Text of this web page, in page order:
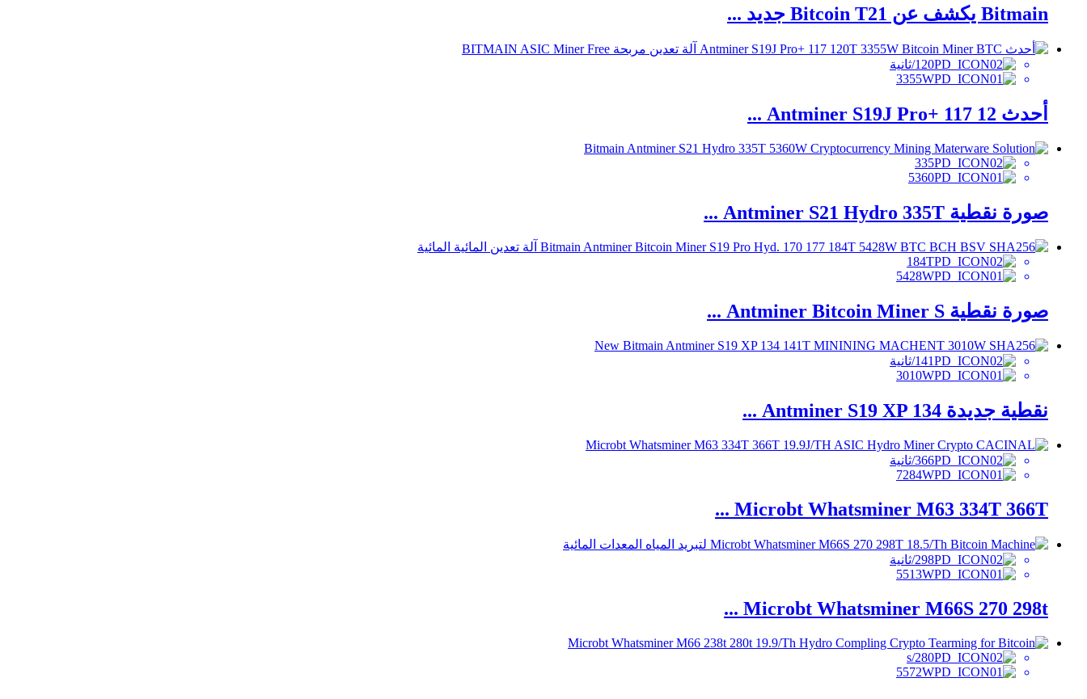
Bitmain يكشف عن Bitcoin T21 جديد ...
120/ثانية
3355W
أحدث Antminer S19J Pro+ 117 12 ...
335
5360
صورة نقطية Antminer S21 Hydro 335T ...
184T
5428W
صورة نقطية Antminer Bitcoin Miner S ...
141/ثانية
3010W
نقطية جديدة Antminer S19 XP 134 ...
366/ثانية
7284W
Microbt Whatsminer M63 334T 366T ...
298/ثانية
5513W
Microbt Whatsminer M66S 270 298t ...
280/s
5572W